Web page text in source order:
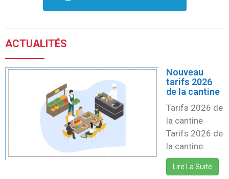
ACTUALITÉS
Nouveau
tarifs 2026
de la cantine
Tarifs 2026 de
la cantine
Tarifs 2026 de
la cantine …
Lire La Suite